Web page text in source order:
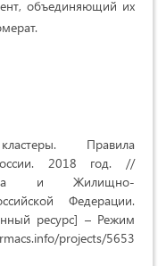
объединяющий их
Правила
2018 год. //
и Жилищно-
Федерации.
ресурс] – Режим
projects/5653